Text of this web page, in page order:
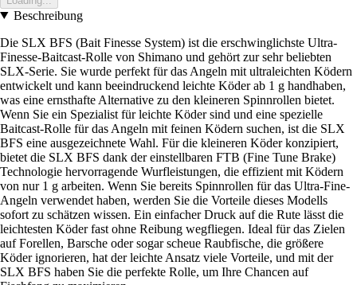
Beschreibung
Die SLX BFS (Bait Finesse System) ist die erschwinglichste Ultra-
Finesse-Baitcast-Rolle von Shimano und gehört zur sehr beliebten
SLX-Serie. Sie wurde perfekt für das Angeln mit ultraleichten Ködern
entwickelt und kann beeindruckend leichte Köder ab 1 g handhaben,
was eine ernsthafte Alternative zu den kleineren Spinnrollen bietet.
Wenn Sie ein Spezialist für leichte Köder sind und eine spezielle
Baitcast-Rolle für das Angeln mit feinen Ködern suchen, ist die SLX
BFS eine ausgezeichnete Wahl. Für die kleineren Köder konzipiert,
bietet die SLX BFS dank der einstellbaren FTB (Fine Tune Brake)
Technologie hervorragende Wurfleistungen, die effizient mit Ködern
von nur 1 g arbeiten. Wenn Sie bereits Spinnrollen für das Ultra-Fine-
Angeln verwendet haben, werden Sie die Vorteile dieses Modells
sofort zu schätzen wissen. Ein einfacher Druck auf die Rute lässt die
leichtesten Köder fast ohne Reibung wegfliegen. Ideal für das Zielen
auf Forellen, Barsche oder sogar scheue Raubfische, die größere
Köder ignorieren, hat der leichte Ansatz viele Vorteile, und mit der
SLX BFS haben Sie die perfekte Rolle, um Ihre Chancen auf